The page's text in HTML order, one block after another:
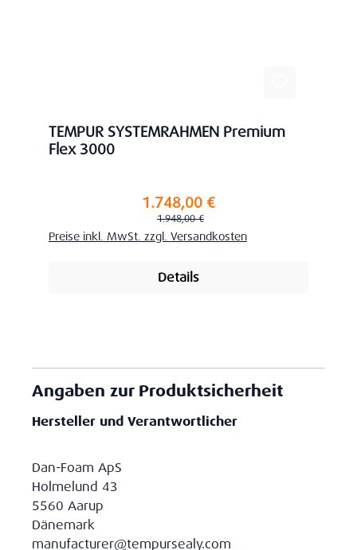
TEMPUR SYSTEMRAHMEN Premium
Flex 3000
Verkaufspreis:1.748,00 €
Regulärer Preis:
1.948,00 €
Preise inkl. MwSt. zzgl. Versandkosten
Details
Angaben zur Produktsicherheit
Hersteller und Verantwortlicher
Dan-Foam ApS
Holmelund 43
5560 Aarup
Dänemark
manufacturer@tempursealy.com